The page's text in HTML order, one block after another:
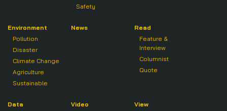
Safety
Environment
Pollution
Disaster
Climate Change
Agriculture
Sustainable
News
Read
Feature &
Interview
Columnist
Quote
Data
Video
View